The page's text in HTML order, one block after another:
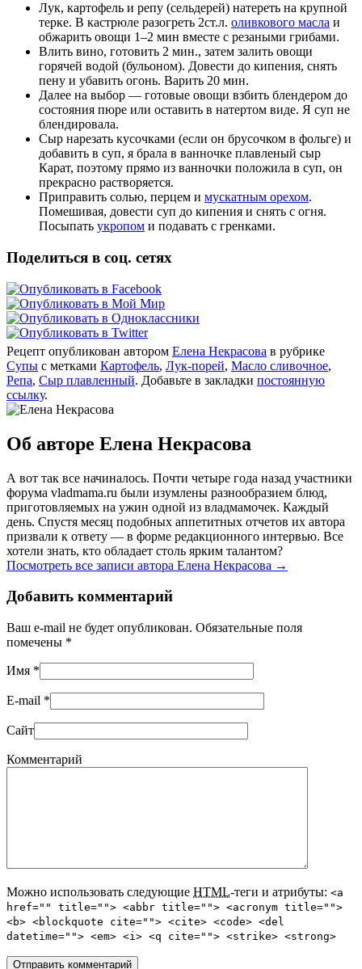
Лук, картофель и репу (сельдерей) натереть на крупной
терке. В кастрюле разогреть 2ст.л. оливкового масла и
обжарить овощи 1–2 мин вместе с резаными грибами.
Влить вино, готовить 2 мин., затем залить овощи
горячей водой (бульоном). Довести до кипения, снять
пену и убавить огонь. Варить 20 мин.
Далее на выбор — готовые овощи взбить блендером до
состояния пюре или оставить в натертом виде. Я суп не
блендировала.
Сыр нарезать кусочками (если он брусочком в фольге) и
добавить в суп, я брала в ванночке плавленый сыр
Карат, поэтому прямо из ванночки положила в суп, он
прекрасно растворяется.
Приправить солью, перцем и мускатным орехом.
Помешивая, довести суп до кипения и снять с огня.
Посыпать укропом и подавать с гренками.
Поделиться в соц. сетях
Рецепт опубликован автором Елена Некрасова в рубрике
Супы с метками Картофель, Лук-порей, Масло сливочное,
Репа, Сыр плавленный. Добавьте в закладки постоянную
ссылку.
Об авторе Елена Некрасова
А вот так все начиналось. Почти четыре года назад участники
форума vladmama.ru были изумлены разнообразием блюд,
приготовляемых на ужин одной из владмамочек. Каждый
день. Спустя месяц подобных аппетитных отчетов их автора
призвали к ответу — в форме редакционного интервью. Все
хотели знать, кто обладает столь ярким талантом?
Посмотреть все записи автора Елена Некрасова →
Добавить комментарий
Ваш e-mail не будет опубликован. Обязательные поля
помечены *
Имя *
E-mail *
Сайт
Комментарий
Можно использовать следующие HTML-теги и атрибуты: <a
href="" title=""> <abbr title=""> <acronym title="">
<b> <blockquote cite=""> <cite> <code> <del
datetime=""> <em> <i> <q cite=""> <strike> <strong>